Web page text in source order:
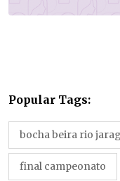
Popular Tags:
bocha beira rio
final campeonato